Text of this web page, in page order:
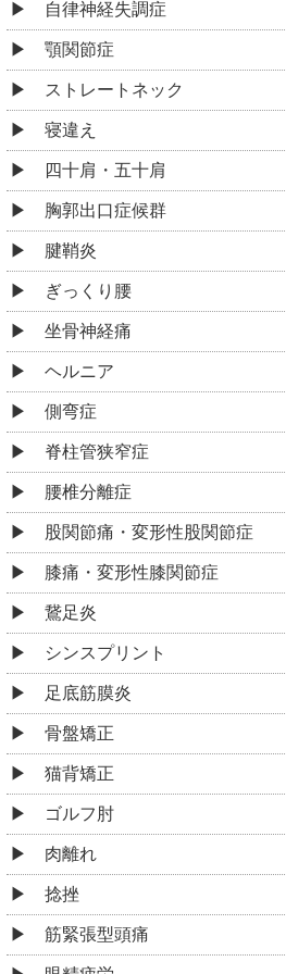
自律神経失調症
顎関節症
ストレートネック
寝違え
四十肩・五十肩
胸郭出口症候群
腱鞘炎
ぎっくり腰
坐骨神経痛
ヘルニア
側弯症
脊柱管狭窄症
腰椎分離症
股関節痛・変形性股関節症
膝痛・変形性膝関節症
鵞足炎
シンスプリント
足底筋膜炎
骨盤矯正
猫背矯正
ゴルフ肘
肉離れ
捻挫
筋緊張型頭痛